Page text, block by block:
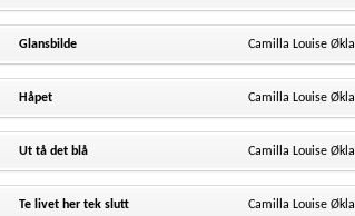
Glansbilde
Håpet
Ut tå det blå
Te livet her tek slutt